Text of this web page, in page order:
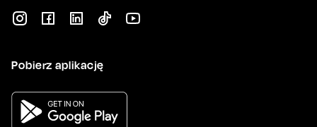
Pobierz aplikację